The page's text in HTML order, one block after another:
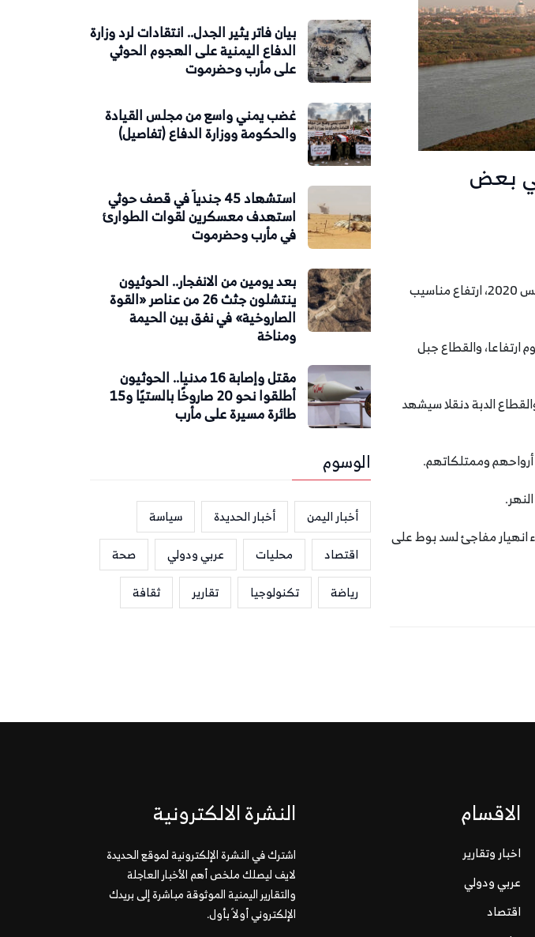
بعض
أعلنت لجنة الفيضانات بوزارة الري والموارد المائية السودانية في بيان لها الأربعاء 5 أغسطس 2020، ارتفاع مناسيب
ارتفاعا، والقطاع جبل
الدبة دنقلا سيشهد
وممتلكاتهم.
منزل بأحياء مدينة بوط جراء انهيار مفاجئ لسد بوط على
بيان فاتر يثير الجدل.. انتقادات لرد وزارة
الدفاع اليمنية على الهجوم الحوثي
على مأرب وحضرموت
غضب يمني واسع من مجلس القيادة
والحكومة ووزارة الدفاع (تفاصيل)
استشهاد 45 جندياً في قصف حوثي
استهدف معسكرين لقوات الطوارئ
في مأرب وحضرموت
بعد يومين من الانفجار.. الحوثيون
ينتشلون جثث 26 من عناصر «القوة
الصاروخية» في نفق بين الحيمة
ومناخة
مقتل وإصابة 16 مدنيا.. الحوثيون
أطلقوا نحو 20 صاروخًا بالستيًا و15
طائرة مسيرة على مأرب
الوسوم
أخبار اليمن أخبار الحديدة
سياسة
اقتصاد
محليات عربي ودولي
صحة
رياضة
تكنولوجيا تقارير ثقافة
الاقسام
اخبار وتقارير
عربي ودولي
اقتصاد
النشرة الالكترونية
اشترك في النشرة الإلكترونية لموقع الحديدة
لايف ليصلك ملخص أهم الأخبار العاجلة
والتقارير اليمنية الموثوقة مباشرة إلى بريدك
الإلكتروني أولاً بأول.